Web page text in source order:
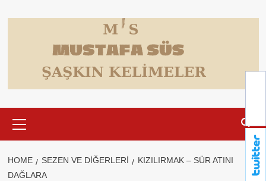
to
Menu
HOME SEZEN VE DIĞERLERI
KIZILIRMAK – SÜR ATINI
DAĞLARA